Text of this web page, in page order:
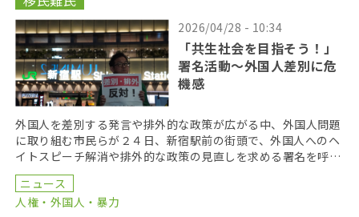
2026/04/28 - 10:34
「共生社会を目指そう！」
署名活動〜外国人差別に危
機感
外国人を差別する発言や排外的な政策が広がる中、外国人問題
に取り組む市民らが２４日、新宿駅前の街頭で、外国人へのヘ
イトスピーチ解消や排外的な政策の見直しを求める署名を呼び
かけた。外国人排斥に危機感を抱いた市民ら５０人が参加 […]
ニュース
人権・外国人・暴力